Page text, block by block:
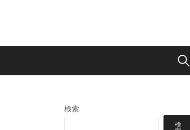
検
検索
検